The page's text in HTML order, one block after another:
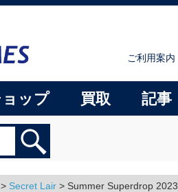
ご利用案内
ップ 買取 記事
Secret Lair > Summer Superdrop 2023